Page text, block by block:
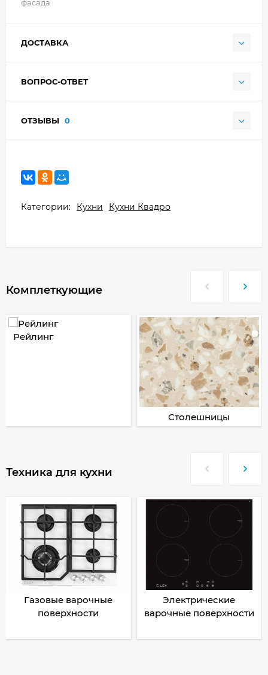
фасада
ДОСТАВКА
ВОПРОС-ОТВЕТ
ОТЗЫВЫ 0
Категории: Кухни Кухни Квадро
Комплеткующие
Рейлинг
Столешницы
Техника для кухни
Газовые варочные
поверхности
Электрические
варочные поверхности